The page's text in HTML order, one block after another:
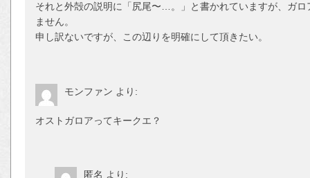
それと外殻の説明に「尻尾〜…。」と書かれていますが、ガ
ません。
申し訳ないですが、この辺りを明確にして頂きたい。
モンファン より:
オストガロアってキークエ？
匿名 より: